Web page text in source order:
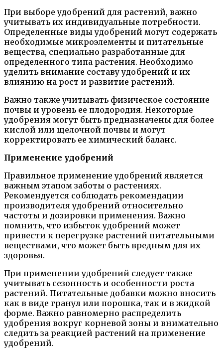
При выборе удобрений для растений, важно
учитывать их индивидуальные потребности.
Определенные виды удобрений могут содержать
необходимые микроэлементы и питательные
вещества, специально разработанные для
определенного типа растения. Необходимо
уделить внимание составу удобрений и их
влиянию на рост и развитие растений.
Важно также учитывать физическое состояние
почвы и уровень ее плодородия. Некоторые
удобрения могут быть предназначены для более
кислой или щелочной почвы и могут
корректировать ее химический баланс.
Применение удобрений
Правильное применение удобрений является
важным этапом заботы о растениях.
Рекомендуется соблюдать рекомендации
производителя удобрений относительно
частоты и дозировки применения. Важно
помнить, что избыток удобрений может
привести к перегрузке растений питательными
веществами, что может быть вредным для их
здоровья.
При применении удобрений следует также
учитывать сезонность и особенности роста
растений. Питательные добавки можно вносить
как в виде гранул или порошка, так и в жидкой
форме. Важно равномерно распределить
удобрения вокруг корневой зоны и внимательно
следить за реакцией растений на применение
удобрений.